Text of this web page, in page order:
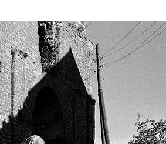
Как найти своё место в жизни
Кирилл Мурышев